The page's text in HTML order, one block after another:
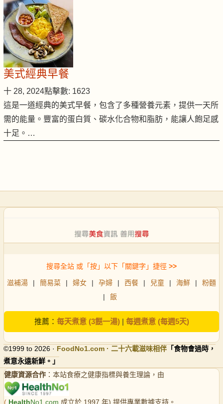
美式經典早餐
十 28, 2024點擊數: 1623
這是一道經典的美式早餐，包含了多種營養元素，提供一天所
需的能量。豐富的蛋白質、碳水化合物和脂肪，能讓人飽足感
十足。…
搜尋全站 或「按」以下「關鍵字」捷徑 >>
滋補湯 | 簡易菜 | 婦女 | 孕婦 | 西餐 | 兒童 | 海鮮 |
粉麵
|
飯
推薦： 每天煮意 (3餸一湯)| 每週煮意 (每週5天)
©1999 to 2026 · FoodNo1.com · 二十六載滋味相伴 「食物會過時，
煮意永遠新鮮。」
健康資源合作 ：本站食療之健康指標與養生理論，由
( HealthNo1.com 成立於 1997 年) 提供專業數據支持。